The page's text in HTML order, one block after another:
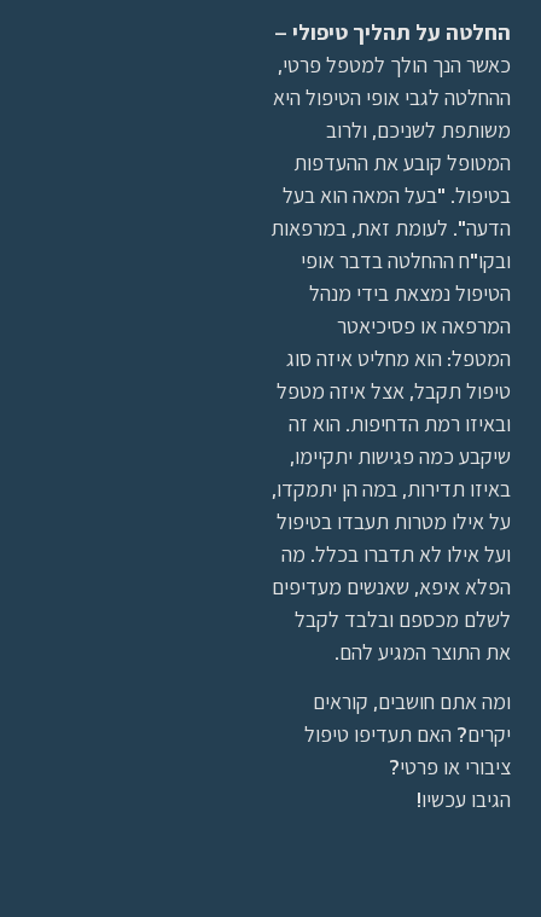
החלטה על תהליך טיפולי–
כאשר הנך הולך למטפל פרטי,
ההחלטה לגבי אופי הטיפול היא
משותפת לשניכם, ולרוב
המטופל קובע את ההעדפות
בטיפול. "בעל המאה הוא בעל
הדעה". לעומת זאת, במרפאות
ובקו"ח ההחלטה בדבר אופי
הטיפול נמצאת בידי מנהל
המרפאה או פסיכיאטר
המטפל: הוא מחליט איזה סוג
טיפול תקבל, אצל איזה מטפל
ובאיזו רמת הדחיפות. הוא זה
שיקבע כמה פגישות יתקיימו,
באיזו תדירות, במה הן יתמקדו,
על אילו מטרות תעבדו בטיפול
ועל אילו לא תדברו בכלל. מה
הפלא איפא, שאנשים מעדיפים
לשלם מכספם ובלבד לקבל
את התוצר המגיע להם.
ומה אתם חושבים, קוראים
יקרים? האם תעדיפו טיפול
ציבורי או פרטי?
הגיבו עכשיו!